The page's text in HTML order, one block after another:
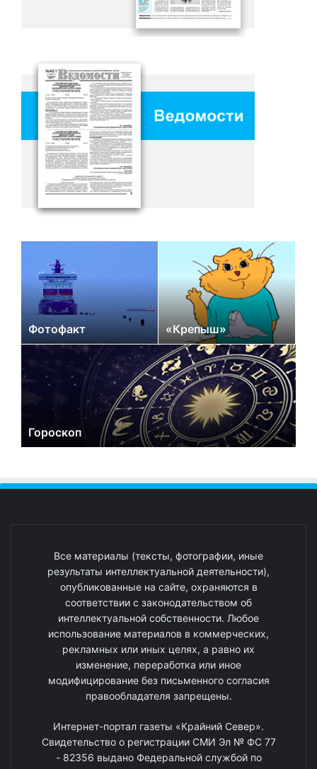
Фотофакт «Крепыш»
Гороскоп
Все материалы (тексты, фотографии, иные
результаты интеллектуальной деятельности),
опубликованные на сайте, охраняются в
соответствии с законодательством об
интеллектуальной собственности. Любое
использование материалов в коммерческих,
рекламных или иных целях, а равно их
изменение, переработка или иное
модифицирование без письменного согласия
правообладателя запрещены.
Интернет-портал газеты «Крайний Север».
Свидетельство о регистрации СМИ Эл № ФС 77
- 82356 выдано Федеральной службой по